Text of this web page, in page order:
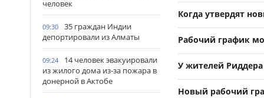
человек
09:30
35 граждан Индии
депортировали из Алматы
09:24
14 человек эвакуировали
из жилого дома из-за пожара в
донерной в Актобе
Когда утвердят
Рабочий график
У жителей
Новый рабочий